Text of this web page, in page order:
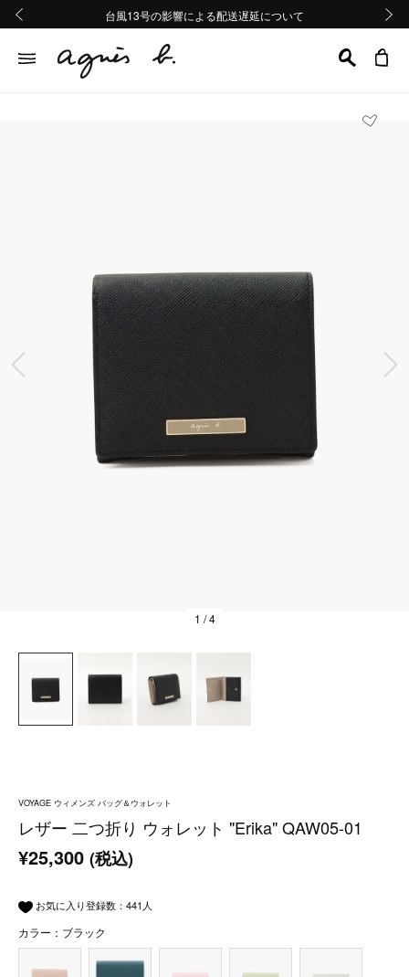
熊本地域地震の影響による配送遅延について
Summer Sale 2buy10%OFF!!
台風13号の影響による配送遅延について
熊本地域地震の影響による配送遅延について
Summer Sale 2buy10%OFF!!
前の画像
1 / 4
VOYAGE ウィメンズ バッグ＆ウォレット
レザー 二つ折り ウォレット "Erika" QAW05-01
¥25,300 (税込)
お気に入り登録数： 441 人
カラー：ブラック